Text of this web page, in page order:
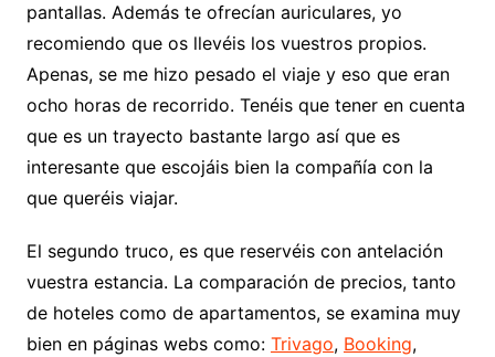
pantallas. Además te ofrecían auriculares, yo
recomiendo que os llevéis los vuestros propios.
Apenas, se me hizo pesado el viaje y eso que eran
ocho horas de recorrido. Tenéis que tener en cuenta
que es un trayecto bastante largo así que es
interesante que escojáis bien la compañía con la
que queréis viajar.
El segundo truco, es que reservéis con antelación
vuestra estancia. La comparación de precios, tanto
de hoteles como de apartamentos, se examina muy
bien en páginas webs como: Trivago, Booking,